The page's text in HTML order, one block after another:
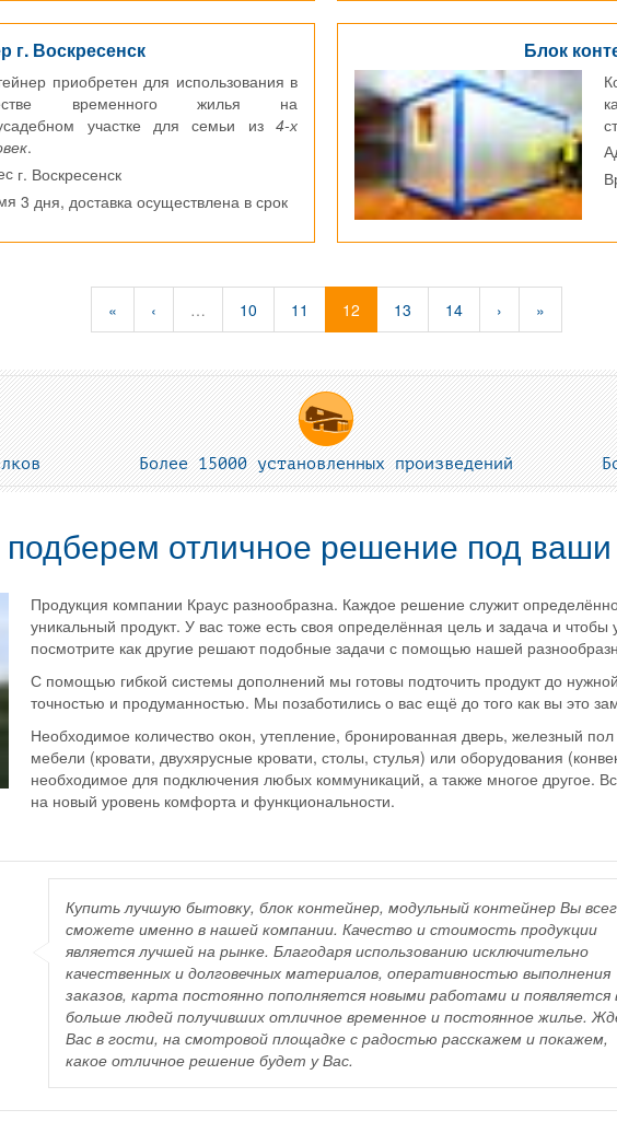
г. Воскресенск
приобретен для использования в
временного жилья на
участке для семьи из 4-х
.
г. Воскресенск
3 дня, доставка осуществлена в срок
Блок
« ‹ … 10 11 12 13 14 › »
Более 15000 установленных произведений
отличное решение под ваши
Продукция компании Краус разнообразна. Каждое решение служит
уникальный продукт. У вас тоже есть своя определённая цель и задача и
посмотрите как другие решают подобные задачи с помощью нашей
С помощью гибкой системы дополнений мы готовы подточить продукт до
точностью и продуманностью. Мы позаботились о вас ещё до того как вы это
Необходимое количество окон, утепление, бронированная дверь, железный пол
мебели (кровати, двухярусные кровати, столы, стулья) или оборудования
необходимое для подключения любых коммуникаций, а также многое другое.
на новый уровень комфорта и функциональности.
Купить лучшую бытовку, блок контейнер, модульный контейнер Вы
сможете именно в нашей компании. Качество и стоимость продукции
является лучшей на рынке. Благодаря использованию исключительно
качественных и долговечных материалов, оперативностью выполнения
заказов, карта постоянно пополняется новыми работами и появляется
больше людей получивших отличное временное и постоянное жилье.
Вас в гости, на смотровой площадке с радостью расскажем и покажем,
какое отличное решение будет у Вас.